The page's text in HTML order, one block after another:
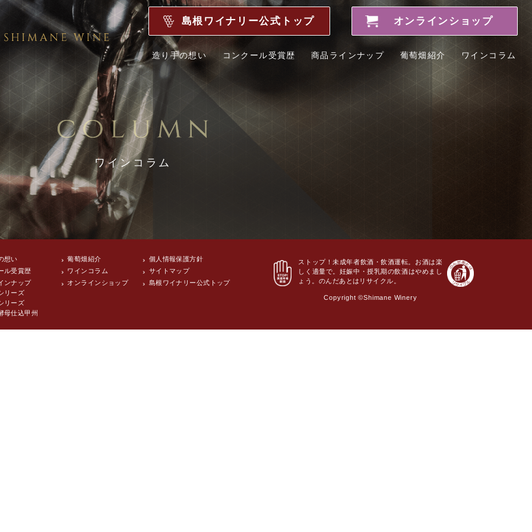
オンラインショップ
島根ワイナリー公式トップ
造り手の想い コンクール受賞歴 商品ラインナップ 葡萄畑紹介 ワインコラム
ワインコラム
想い
ル受賞歴
ンナップ
リーズ
リーズ
母仕込甲州
葡萄畑紹介
ワインコラム
オンラインショップ
個人情報保護方針
サイトマップ
島根ワイナリー公式トップ
ストップ！未成年者飲酒・飲酒運転。お酒は楽
しく適量で。妊娠中・授乳期の飲酒はやめまし
ょう。のんだあとはリサイクル。
Copyright ©Shimane Winery